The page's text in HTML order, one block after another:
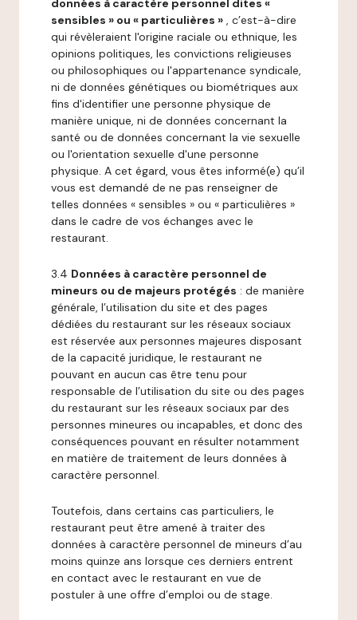
données à caractère personnel dites «
sensibles » ou « particulières » , c’est-à-dire
qui révèleraient l'origine raciale ou ethnique, les
opinions politiques, les convictions religieuses
ou philosophiques ou l'appartenance syndicale,
ni de données génétiques ou biométriques aux
fins d'identifier une personne physique de
manière unique, ni de données concernant la
santé ou de données concernant la vie sexuelle
ou l'orientation sexuelle d'une personne
physique. A cet égard, vous êtes informé(e) qu’il
vous est demandé de ne pas renseigner de
telles données « sensibles » ou « particulières »
dans le cadre de vos échanges avec le
restaurant.
3.4 Données à caractère personnel de
mineurs ou de majeurs protégés : de manière
générale, l’utilisation du site et des pages
dédiées du restaurant sur les réseaux sociaux
est réservée aux personnes majeures disposant
de la capacité juridique, le restaurant ne
pouvant en aucun cas être tenu pour
responsable de l’utilisation du site ou des pages
du restaurant sur les réseaux sociaux par des
personnes mineures ou incapables, et donc des
conséquences pouvant en résulter notamment
en matière de traitement de leurs données à
caractère personnel.
Toutefois, dans certains cas particuliers, le
restaurant peut être amené à traiter des
données à caractère personnel de mineurs d’au
moins quinze ans lorsque ces derniers entrent
en contact avec le restaurant en vue de
postuler à une offre d’emploi ou de stage.